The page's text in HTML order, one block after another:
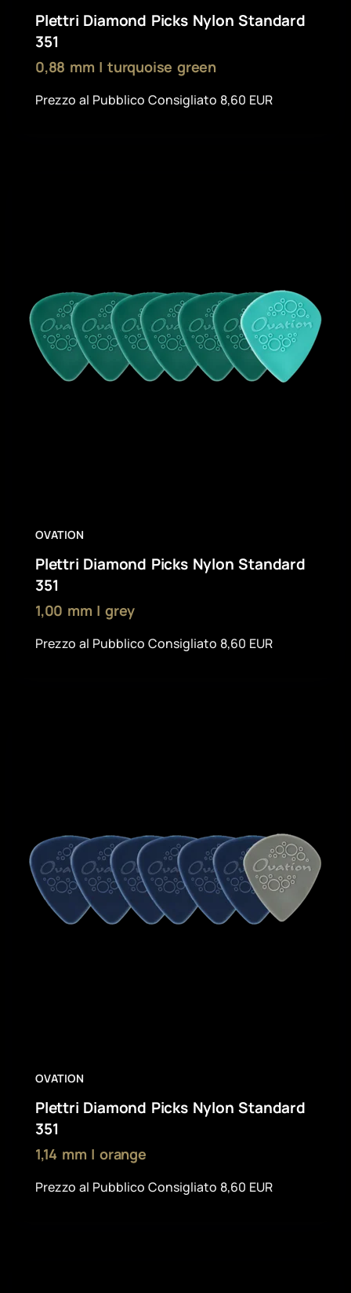
Plettri Diamond Picks Nylon Standard
351
0,88 mm | turquoise green
Prezzo al Pubblico Consigliato 8,60 EUR
OVATION
Plettri Diamond Picks Nylon Standard
351
1,00 mm | grey
Prezzo al Pubblico Consigliato 8,60 EUR
OVATION
Plettri Diamond Picks Nylon Standard
351
1,14 mm | orange
Prezzo al Pubblico Consigliato 8,60 EUR